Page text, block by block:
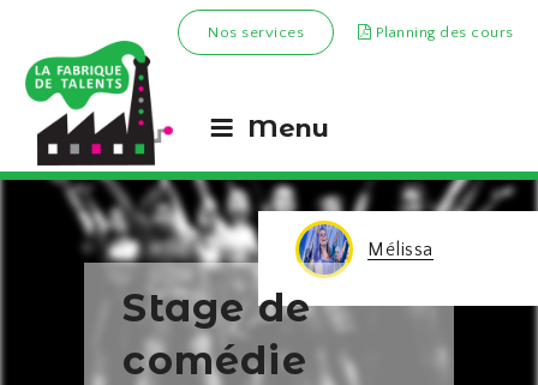
Nos services Planning des cours
Menu
Mélissa
Stage de
comédie